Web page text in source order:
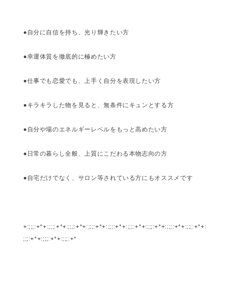
●自分に自信を持ち、光り輝きたい方
●幸運体質を徹底的に極めたい方
●仕事でも恋愛でも、上手く自分を表現したい方
●キラキラした物を見ると、無条件にキュンとする方
●自分や場のエネルギーレベルをもっと高めたい方
●日常の暮らし全般、上質にこだわる本物志向の方
●自宅だけでなく、サロン等されている方にもオススメです
+:;;;:+*+:;;;:+*+:;;;:+*+:;;;:+*+:;;;:+*+:;;;:+*+:;;;:+*+:;;;:+*+:;;;:+*+:
;;;:+*+:;;;:+*+:;;;:+*